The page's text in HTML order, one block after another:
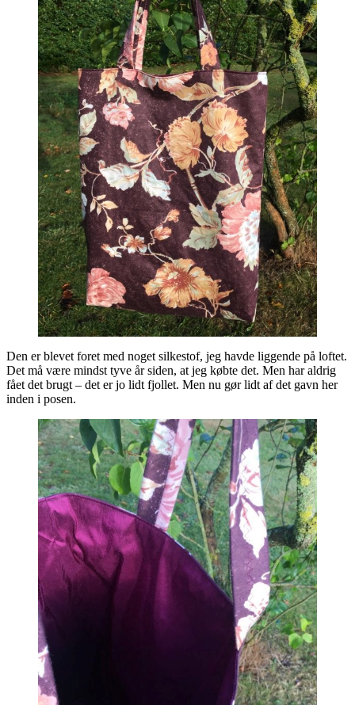
Den er blevet foret med noget silkestof, jeg havde liggende på loftet.
Det må være mindst tyve år siden, at jeg købte det. Men har aldrig
fået det brugt – det er jo lidt fjollet. Men nu gør lidt af det gavn her
inden i posen.